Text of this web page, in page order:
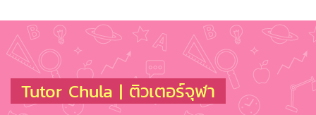
Tutor Chula | ติวเตอร์จุฬา